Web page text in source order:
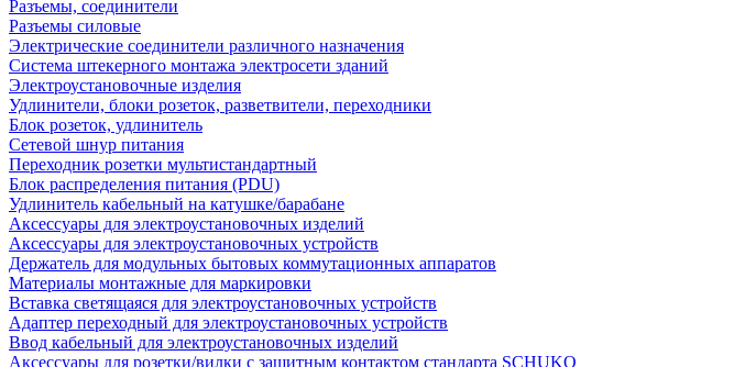
Разъемы, соединители
Разъемы силовые
Электрические соединители различного назначения
Система штекерного монтажа электросети зданий
Электроустановочные изделия
Удлинители, блоки розеток, разветвители, переходники
Блок розеток, удлинитель
Сетевой шнур питания
Переходник розетки мультистандартный
Блок распределения питания (PDU)
Удлинитель кабельный на катушке/барабане
Аксессуары для электроустановочных изделий
Аксессуары для электроустановочных устройств
Держатель для модульных бытовых коммутационных аппаратов
Материалы монтажные для маркировки
Вставка светящаяся для электроустановочных устройств
Адаптер переходный для электроустановочных устройств
Ввод кабельный для электроустановочных изделий
Аксессуары для розетки/вилки с защитным контактом стандарта SCHUKO